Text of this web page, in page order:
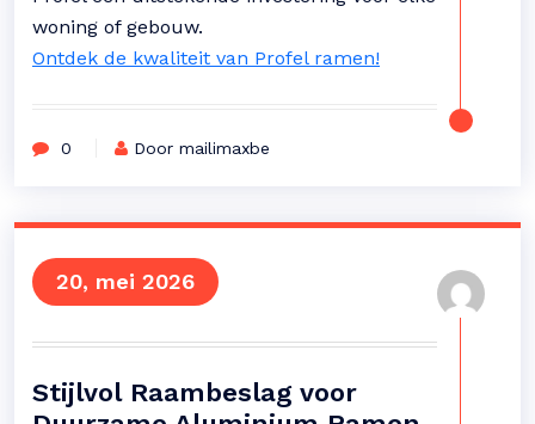
woning of gebouw.
Ontdek de kwaliteit van Profel ramen!
0 Door mailimaxbe
20, mei 2026
Stijlvol Raambeslag voor